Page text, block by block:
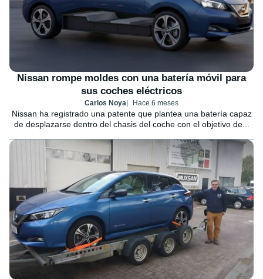
Nissan rompe moldes con una batería móvil para
sus coches eléctricos
Carlos Noya Hace 6 meses
Nissan ha registrado una patente que plantea una batería capaz
de desplazarse dentro del chasis del coche con el objetivo de...